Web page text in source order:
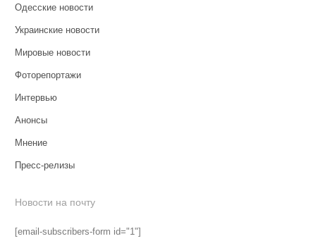
Одесские новости
Украинские новости
Мировые новости
Фоторепортажи
Интервью
Анонсы
Мнение
Пресс-релизы
Новости на почту
[email-subscribers-form id="1"]